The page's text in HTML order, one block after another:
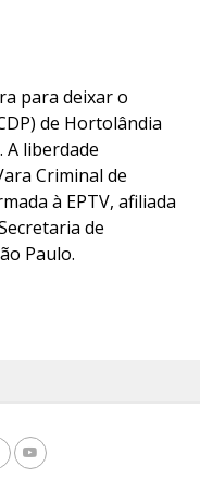
para deixar o
de Hortolândia
A liberdade
Criminal de
à EPTV, afiliada
de
Paulo.